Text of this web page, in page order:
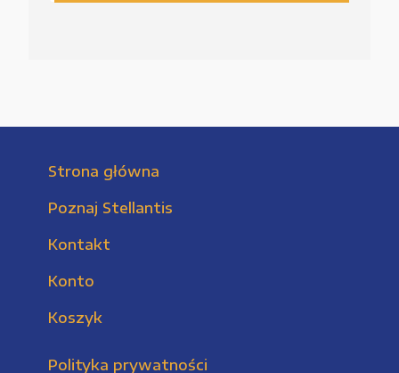
Strona główna
Poznaj Stellantis
Kontakt
Konto
Koszyk
Polityka prywatności